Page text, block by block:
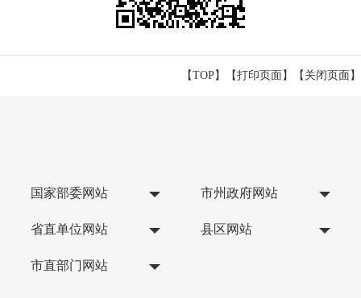
【TOP】 【打印页面 】【 关闭页面 】
国家部委网站 市州政府网站
省直单位网站 县区网站
市直部门网站